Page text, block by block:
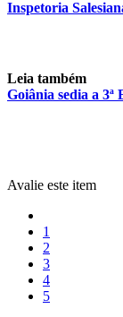
Inspetoria
Leia também
Goiânia sedia a
Avalie este item
1
2
3
4
5